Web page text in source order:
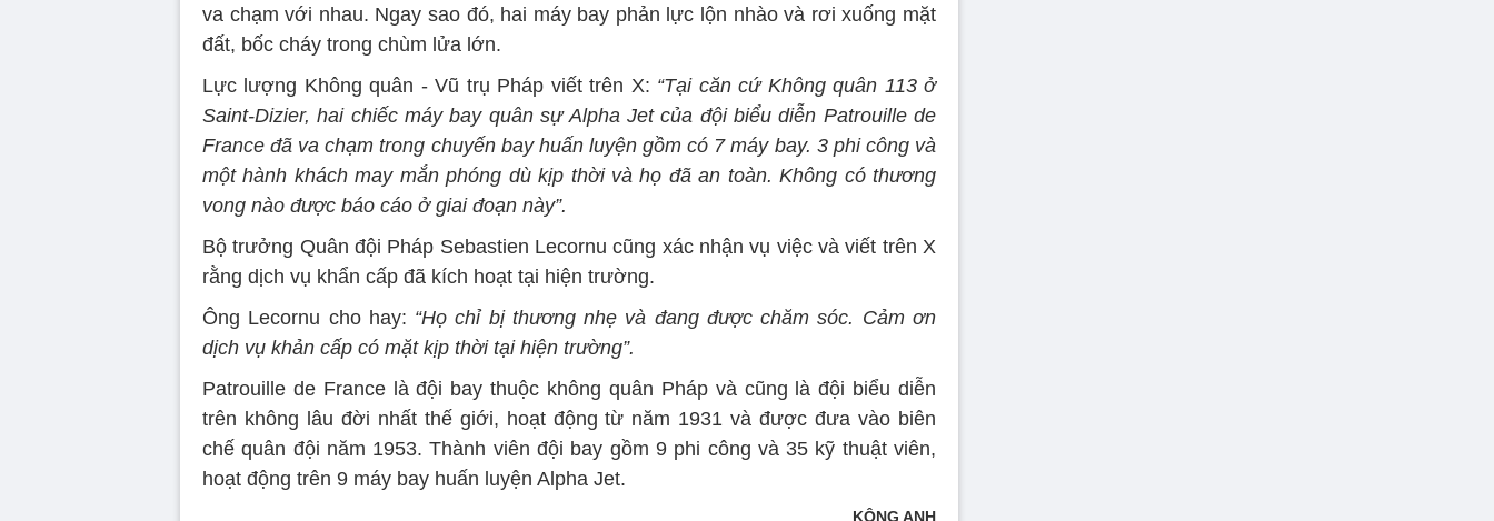
va chạm với nhau. Ngay sao đó, hai máy bay phản lực lộn nhào và rơi xuống mặt
đất, bốc cháy trong chùm lửa lớn.
Lực lượng Không quân - Vũ trụ Pháp viết trên X: “Tại căn cứ Không quân 113 ở
Saint-Dizier, hai chiếc máy bay quân sự Alpha Jet của đội biểu diễn Patrouille de
France đã va chạm trong chuyến bay huấn luyện gồm có 7 máy bay. 3 phi công và
một hành khách may mắn phóng dù kịp thời và họ đã an toàn. Không có thương
vong nào được báo cáo ở giai đoạn này”.
Bộ trưởng Quân đội Pháp Sebastien Lecornu cũng xác nhận vụ việc và viết trên X
rằng dịch vụ khẩn cấp đã kích hoạt tại hiện trường.
Ông Lecornu cho hay: “Họ chỉ bị thương nhẹ và đang được chăm sóc. Cảm ơn
dịch vụ khản cấp có mặt kịp thời tại hiện trường”.
Patrouille de France là đội bay thuộc không quân Pháp và cũng là đội biểu diễn
trên không lâu đời nhất thế giới, hoạt động từ năm 1931 và được đưa vào biên
chế quân đội năm 1953. Thành viên đội bay gồm 9 phi công và 35 kỹ thuật viên,
hoạt động trên 9 máy bay huấn luyện Alpha Jet.
KÔNG ANH